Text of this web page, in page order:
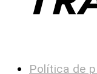
Política de